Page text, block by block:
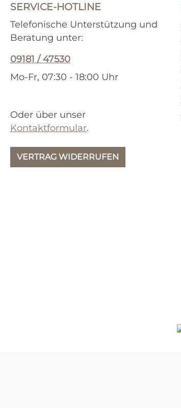
SERVICE-HOTLINE
Telefonische Unterstützung und
Beratung unter:
09181 / 47530
Mo-Fr, 07:30 - 18:00 Uhr
Oder über unser
Kontaktformular.
VERTRAG WIDERRUFEN